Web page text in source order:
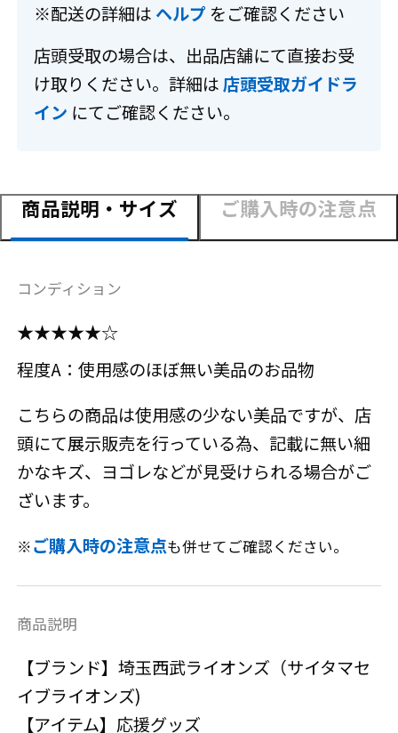
※配送の詳細は ヘルプ をご確認ください
店頭受取の場合は、出品店舗にて直接お受
け取りください。詳細は店頭受取ガイドラ
イン にてご確認ください。
商品説明・サイズ ご購入時の注意点
コンディション
★★★★★☆
程度A：使用感のほぼ無い美品のお品物
こちらの商品は使用感の少ない美品ですが、店
頭にて展示販売を行っている為、記載に無い細
かなキズ、ヨゴレなどが見受けられる場合がご
ざいます。
※ご購入時の注意点も併せてご確認ください。
商品説明
【ブランド】埼玉西武ライオンズ（サイタマセ
イブライオンズ)
【アイテム】応援グッズ